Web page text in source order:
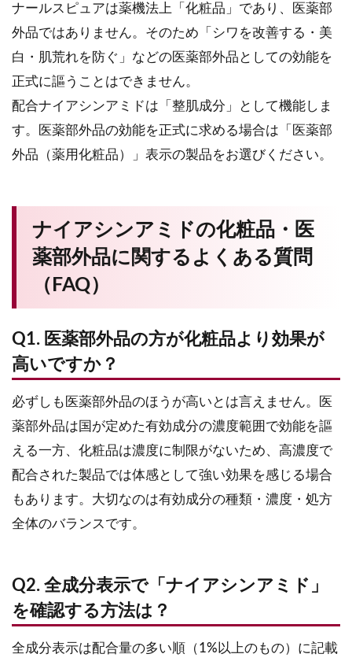
ナールスピュアは薬機法上「化粧品」であり、医薬部
外品ではありません。そのため「シワを改善する・美
白・肌荒れを防ぐ」などの医薬部外品としての効能を
正式に謳うことはできません。
配合ナイアシンアミドは「整肌成分」として機能しま
す。医薬部外品の効能を正式に求める場合は「医薬部
外品（薬用化粧品）」表示の製品をお選びください。
ナイアシンアミドの化粧品・医
薬部外品に関するよくある質問
（FAQ）
Q1. 医薬部外品の方が化粧品より効果が
高いですか？
必ずしも医薬部外品のほうが高いとは言えません。医
薬部外品は国が定めた有効成分の濃度範囲で効能を謳
える一方、化粧品は濃度に制限がないため、高濃度で
配合された製品では体感として強い効果を感じる場合
もあります。大切なのは有効成分の種類・濃度・処方
全体のバランスです。
Q2. 全成分表示で「ナイアシンアミド」
を確認する方法は？
全成分表示は配合量の多い順（1%以上のもの）に記載